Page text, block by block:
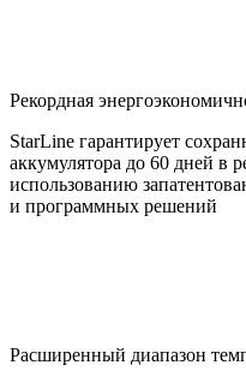
Рекордная
StarLine гарантирует
аккумулятора до 60 дней в
использованию
и программных решений
Расширенный диапазон